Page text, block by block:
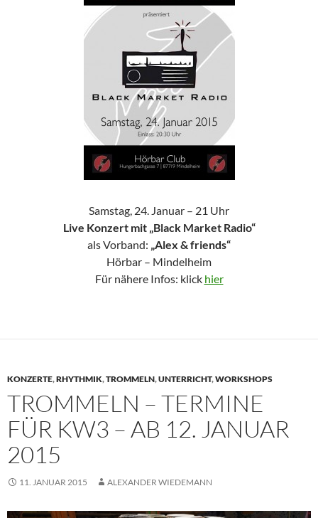
Samstag, 24. Januar – 21 Uhr
Live Konzert mit „Black Market Radio“
als Vorband: „Alex & friends“
Hörbar – Mindelheim
Für nähere Infos: klick hier
KONZERTE,RHYTHMIK,TROMMELN,UNTERRICHT,WORKSHOPS
TROMMELN – TERMINE
FÜR KW3 – AB 12. JANUAR
2015
11. JANUAR 2015 ALEXANDER WIEDEMANN